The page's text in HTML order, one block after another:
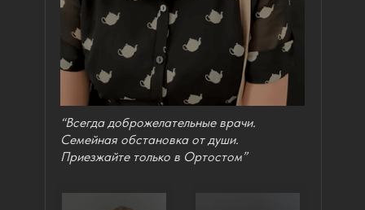
“Всегда доброжелательные врачи.
Семейная обстановка от души.
Приезжайте только в Ортостом”